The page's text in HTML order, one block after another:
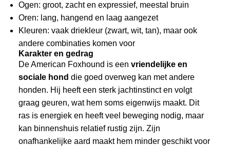
Ogen: groot, zacht en expressief, meestal bruin
Oren: lang, hangend en laag aangezet
Kleuren: vaak driekleur (zwart, wit, tan), maar ook
andere combinaties komen voor
Karakter en gedrag
De American Foxhound is een vriendelijke en
sociale hond die goed overweg kan met andere
honden. Hij heeft een sterk jachtinstinct en volgt
graag geuren, wat hem soms eigenwijs maakt. Dit
ras is energiek en heeft veel beweging nodig, maar
kan binnenshuis relatief rustig zijn. Zijn
onafhankelijke aard maakt hem minder geschikt voor